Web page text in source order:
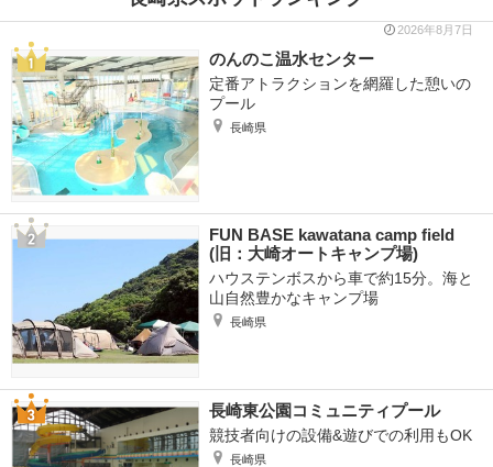
2026年8月7日
のんのこ温水センター
定番アトラクションを網羅した憩いの
プール
長崎県
FUN BASE kawatana camp field
(旧：大崎オートキャンプ場)
ハウステンボスから車で約15分。海と
山自然豊かなキャンプ場
長崎県
長崎東公園コミュニティプール
競技者向けの設備&遊びでの利用もOK
長崎県